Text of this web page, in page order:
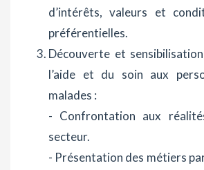
d’intérêts, valeurs et
préférentielles.
Découverte et
l’aide et du soin aux
malades :
- Confrontation aux
secteur.
- Présentation des métiers